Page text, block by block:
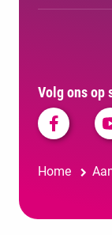
Volg ons op
Home